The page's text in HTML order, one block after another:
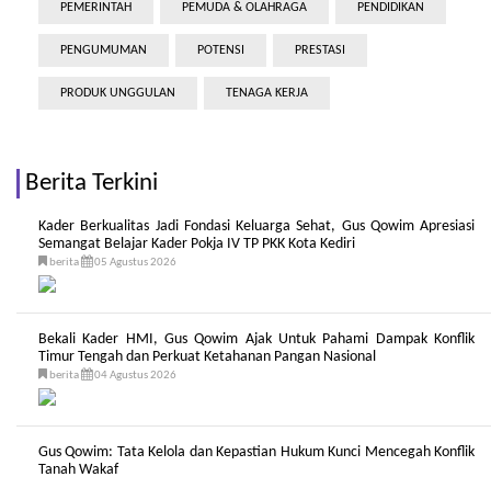
PEMERINTAH PEMUDA & OLAHRAGA PENDIDIKAN
PENGUMUMAN POTENSI PRESTASI
PRODUK UNGGULAN TENAGA KERJA
Berita Terkini
Kader Berkualitas Jadi Fondasi Keluarga Sehat, Gus Qowim Apresiasi
Semangat Belajar Kader Pokja IV TP PKK Kota Kediri
berita 05 Agustus 2026
Bekali Kader HMI, Gus Qowim Ajak Untuk Pahami Dampak Konflik
Timur Tengah dan Perkuat Ketahanan Pangan Nasional
berita 04 Agustus 2026
Gus Qowim: Tata Kelola dan Kepastian Hukum Kunci Mencegah Konflik
Tanah Wakaf